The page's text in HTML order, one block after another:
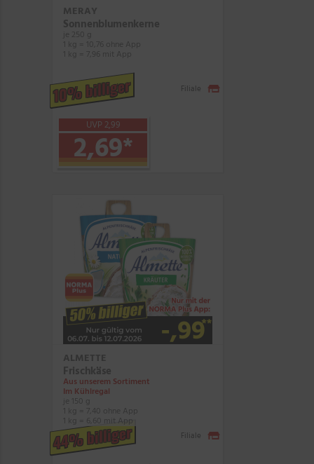
MERAY
Sonnenblumenkerne
1 kg = 10,76 ohne App
1 kg = 7,96 mit App
10% billiger
UVP 2,99
2,69*
Filiale
ALMETTE
Frischkäse
Aus unserem Sortiment
Im Kühlregal
1 kg = 7,40 ohne App
1 kg = 6,60 mit App
44% billiger Filiale